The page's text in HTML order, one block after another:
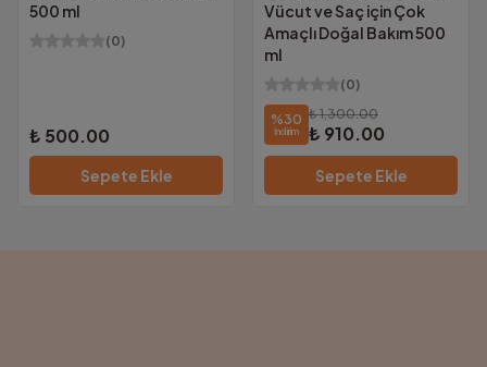
500 ml
(0)
₺ 500.00
Sepete Ekle
Vücut ve Saç için Çok
Amaçlı Doğal Bakım 500
ml
(0)
%30
İndirim
₺ 1,300.00
₺ 910.00
Sepete Ekle